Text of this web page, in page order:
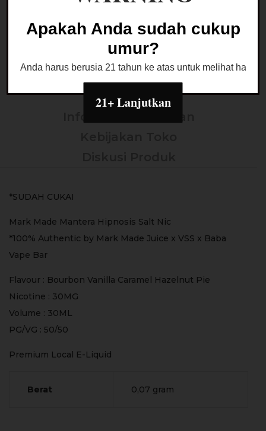
Kategori: LIQUID SALTNIC
Deskripsi
*SUDAH CUKAI
Mark Made Mantera Hipnosis Salt Nic
*100% Authentic by Mark Made Juice x VSS x Baba
Vape Bar
Flavour : Bourbon Vanilla Caramel Hazelnut Pie
Nicotine : 30MG
Volume : 30ML
PG/VG : 50/50
Premium Local E-Liquid
Berat 0,07 gram
Apakah Anda sudah cukup
umur?
Anda harus berusia 21 tahun ke atas untuk melihat
21+ Lanjutkan